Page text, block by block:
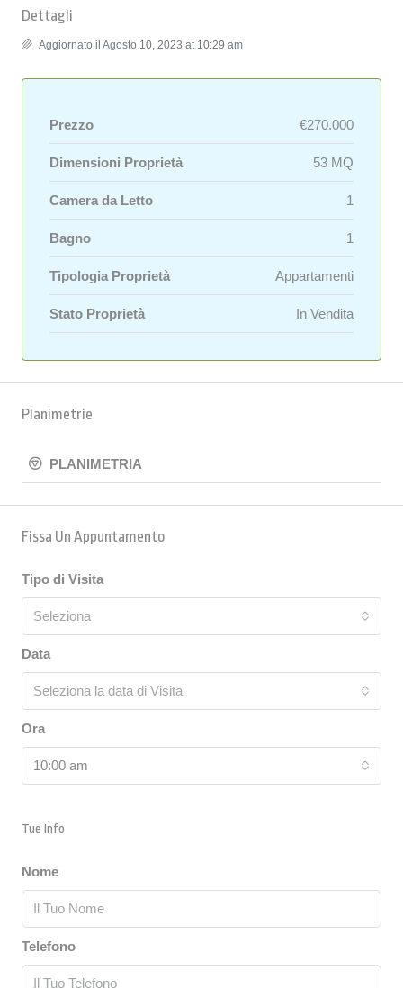
Dettagli
Aggiornato il Agosto 10, 2023 at 10:29 am
Prezzo €270.000
Dimensioni Proprietà 53 MQ
Camera da Letto 1
Bagno 1
Tipologia Proprietà Appartamenti
Stato Proprietà In Vendita
Planimetrie
PLANIMETRIA
Fissa Un Appuntamento
Tipo di Visita
Seleziona
Data
Seleziona la data di Visita
Ora
10:00 am
Tue Info
Nome
Telefono